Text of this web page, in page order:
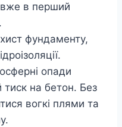
вже в перший
фундаменту,
опади
тиск на бетон. Без
вогкі плями та